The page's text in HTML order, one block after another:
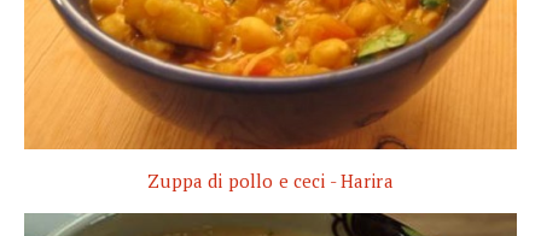
Zuppa di pollo e ceci - Harira